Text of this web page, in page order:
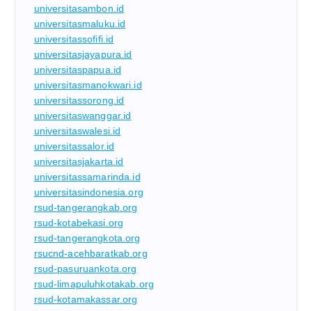
universitasambon.id
universitasmaluku.id
universitassofifi.id
universitasjayapura.id
universitaspapua.id
universitasmanokwari.id
universitassorong.id
universitaswanggar.id
universitaswalesi.id
universitassalor.id
universitasjakarta.id
universitassamarinda.id
universitasindonesia.org
rsud-tangerangkab.org
rsud-kotabekasi.org
rsud-tangerangkota.org
rsucnd-acehbaratkab.org
rsud-pasuruankota.org
rsud-limapuluhkotakab.org
rsud-kotamakassar.org